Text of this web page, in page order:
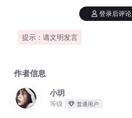
提示：请文明发言
登录后评论
作者信息
小玥
等级 普通用户